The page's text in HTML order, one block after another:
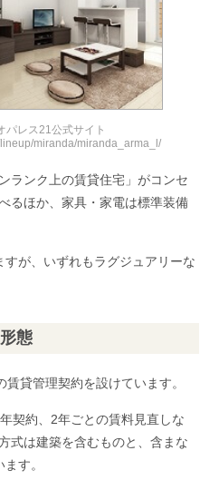
パレス21公式サイト
miranda/miranda_arma_l/
ランク上の賃貸住宅」がコンセ
るほか、家具・家電は標準装備
が、いずれもラグジュアリーな
態
貸管理契約を設けています。
契約、2年ごとの賃料見直しな
式は建築を含むものと、含まな
す。